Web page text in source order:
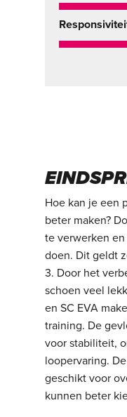
Hoe kan je een
beter maken?
te verwerken
doen. Dit geldt
3. Door het
schoen veel
en SC EVA
training. De
voor stabiliteit,
loopervaring.
geschikt voor
kunnen beter